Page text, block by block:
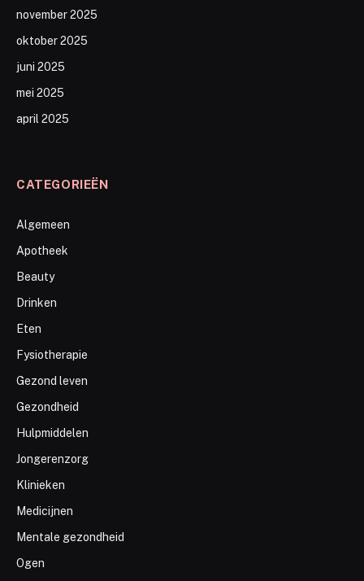
november 2025
oktober 2025
juni 2025
mei 2025
april 2025
CATEGORIEËN
Algemeen
Apotheek
Beauty
Drinken
Eten
Fysiotherapie
Gezond leven
Gezondheid
Hulpmiddelen
Jongerenzorg
Klinieken
Medicijnen
Mentale gezondheid
Ogen